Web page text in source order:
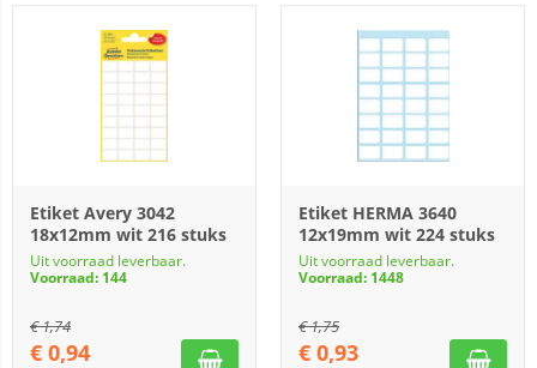
Etiket Avery 3042
18x12mm wit 216 stuks
Uit voorraad leverbaar.
Voorraad: 144
€1,74
€ 0,94
Etiket HERMA 3640
12x19mm wit 224 stuks
Uit voorraad leverbaar.
Voorraad: 1448
€1,75
€ 0,93